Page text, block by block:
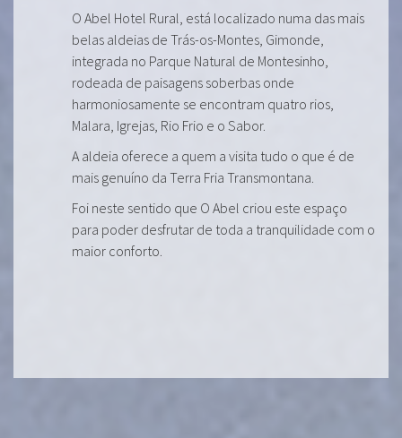
O Abel Hotel Rural, está localizado numa das mais
belas aldeias de Trás-os-Montes, Gimonde,
integrada no Parque Natural de Montesinho,
rodeada de paisagens soberbas onde
harmoniosamente se encontram quatro rios,
Malara, Igrejas, Rio Frio e o Sabor.
A aldeia oferece a quem a visita tudo o que é de
mais genuíno da Terra Fria Transmontana.
Foi neste sentido que O Abel criou este espaço
para poder desfrutar de toda a tranquilidade com o
maior conforto.